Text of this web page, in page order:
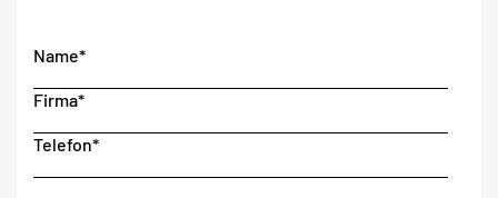
Name*
Firma*
Telefon*